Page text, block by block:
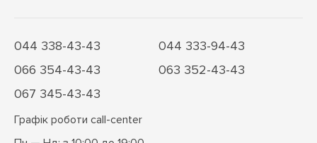
044 338-43-43
044 333-94-43
066 354-43-43
063 352-43-43
067 345-43-43
Графік роботи call-center